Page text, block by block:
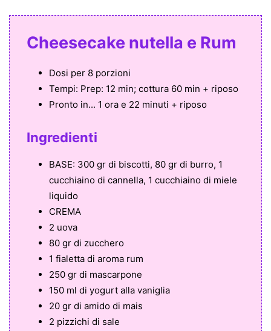
Cheesecake nutella e Rum
Dosi per 8 porzioni
Tempi: Prep: 12 min; cottura 60 min + riposo
Pronto in... 1 ora e 22 minuti + riposo
Ingredienti
BASE: 300 gr di biscotti, 80 gr di burro, 1
cucchiaino di cannella, 1 cucchiaino di miele
liquido
CREMA
2 uova
80 gr di zucchero
1 fialetta di aroma rum
250 gr di mascarpone
150 ml di yogurt alla vaniglia
20 gr di amido di mais
2 pizzichi di sale